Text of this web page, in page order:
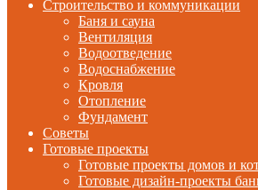
Строительство и коммуникации
Баня и сауна
Вентиляция
Водоотведение
Водоснабжение
Кровля
Отопление
Фундамент
Советы
Готовые проекты
Готовые проекты домов и
Готовые дизайн-проекты